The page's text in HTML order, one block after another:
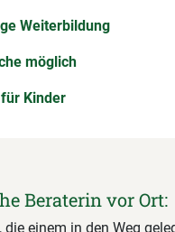
Weiterbildung
möglich
Kinder
Beraterin vor Ort:
die einem in den Weg